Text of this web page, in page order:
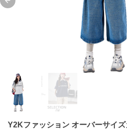
Previous slide
Y2Kファッション オーバーサイ